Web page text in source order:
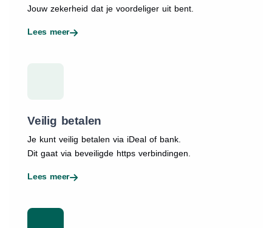
Jouw zekerheid dat je voordeliger uit bent.
Lees meer
Veilig betalen
Je kunt veilig betalen via iDeal of bank.
Dit gaat via beveiligde https verbindingen.
Lees meer